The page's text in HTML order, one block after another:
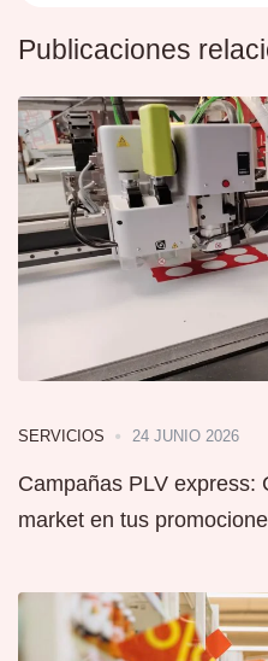
Publicaciones
SERVICIOS 24 JUNIO 2026
Campañas PLV express:
market en tus